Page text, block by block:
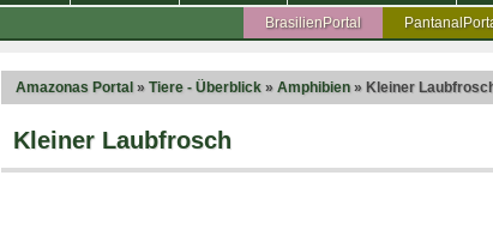
BrasilienPortal
Amazonas Portal » Tiere - Überblick » Amphibien » Kleiner
Kleiner Laubfrosch